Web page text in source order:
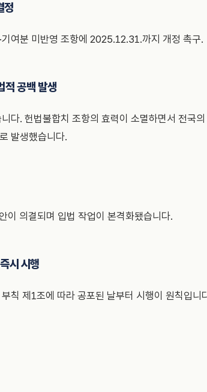
정
여분 미반영 조항에 2025.12.31.까지 개정 촉구.
공백 발생
다. 헌법불합치 조항의 효력이 소멸하면서 전국
발생했습니다.
이 의결되며 입법 작업이 본격화됐습니다.
시 시행
칙 제1조에 따라 공포된 날부터 시행이 원칙입